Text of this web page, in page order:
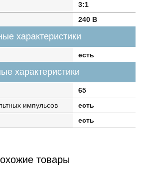
3:1
240 В
характеристики
есть
характеристики
65
импульсов
есть
есть
товары